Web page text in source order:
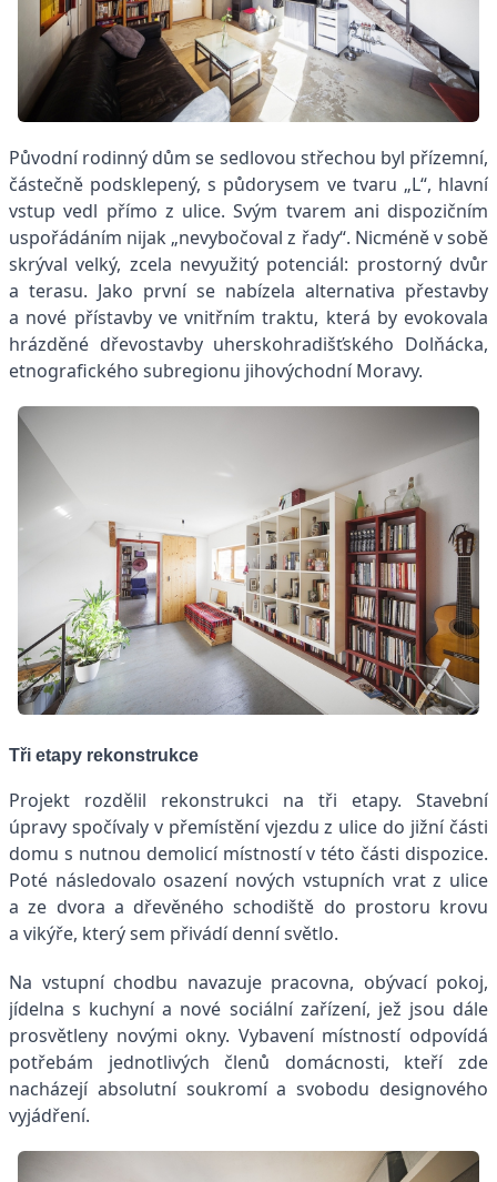
Původní rodinný dům se sedlovou střechou byl přízemní,
částečně podsklepený, s půdorysem ve tvaru „L“, hlavní
vstup vedl přímo z ulice. Svým tvarem ani dispozičním
uspořádáním nijak „nevybočoval z řady“. Nicméně v sobě
skrýval velký, zcela nevyužitý potenciál: prostorný dvůr
a terasu. Jako první se nabízela alternativa přestavby
a nové přístavby ve vnitřním traktu, která by evokovala
hrázděné dřevostavby uherskohradišťského Dolňácka,
etnografického subregionu jihovýchodní Moravy.
Tři etapy rekonstrukce
Projekt rozdělil rekonstrukci na tři etapy. Stavební
úpravy spočívaly v přemístění vjezdu z ulice do jižní části
domu s nutnou demolicí místností v této části dispozice.
Poté následovalo osazení nových vstupních vrat z ulice
a ze dvora a dřevěného schodiště do prostoru krovu
a vikýře, který sem přivádí denní světlo.
Na vstupní chodbu navazuje pracovna, obývací pokoj,
jídelna s kuchyní a nové sociální zařízení, jež jsou dále
prosvětleny novými okny. Vybavení místností odpovídá
potřebám jednotlivých členů domácnosti, kteří zde
nacházejí absolutní soukromí a svobodu designového
vyjádření.